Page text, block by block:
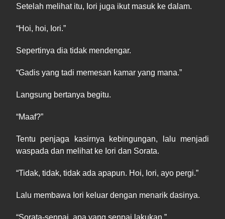
Setelah melihat itu, Iori juga ikut masuk ke dalam.
“Hoi, hoi, Iori.”
Sepertinya dia tidak mendengar.
“Gadis yang tadi memesan kamar yang mana.”
Langsung bertanya begitu.
“Maaf?”
Tentu penjaga kasirnya kebingungan, lalu menjadi
waspada dan melihat ke Iori dan Sorata.
“Tidak, tidak, tidak ada apapun. Hoi, Iori, ayo pergi.”
Lalu membawa Iori keluar dengan menarik dasinya.